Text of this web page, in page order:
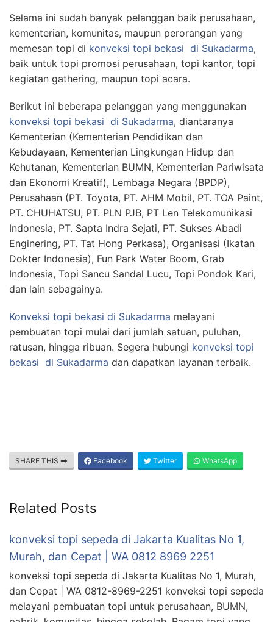
Selama ini sudah banyak pelanggan baik perusahaan,
kementerian, komunitas, maupun perorangan yang
memesan topi di konveksi topi bekasi di Sukadarma,
baik untuk topi promosi perusahaan, topi kantor, topi
kegiatan gathering, maupun topi acara.
Berikut ini beberapa pelanggan yang menggunakan
konveksi topi bekasi di Sukadarma, diantaranya
Kementerian (Kementerian Pendidikan dan
Kebudayaan, Kementerian Lingkungan Hidup dan
Kehutanan, Kementerian BUMN, Kementerian Pariwisata
dan Ekonomi Kreatif), Lembaga Negara (BPDP),
Perusahaan (PT. Toyota, PT. AHM Mobil, PT. TOA Paint,
PT. CHUHATSU, PT. PLN PJB, PT Len Telekomunikasi
Indonesia, PT. Sapta Indra Sejati, PT. Sukses Abadi
Enginering, PT. Tat Hong Perkasa), Organisasi (Ikatan
Dokter Indonesia), Fun Park Water Boom, Grab
Indonesia, Topi Sancu Sandal Lucu, Topi Pondok Kari,
dan lain sebagainya.
Konveksi topi bekasi di Sukadarma melayani
pembuatan topi mulai dari jumlah satuan, puluhan,
ratusan, hingga ribuan. Segera hubungi konveksi topi
bekasi di Sukadarma dan dapatkan layanan terbaik.
SHARE THIS Facebook Twitter WhatsApp
Related Posts
konveksi topi sepeda di Jakarta Kualitas No 1,
Murah, dan Cepat | WA 0812 8969 2251
konveksi topi sepeda di Jakarta Kualitas No 1, Murah,
dan Cepat | WA 0812-8969-2251 konveksi topi sepeda
melayani pembuatan topi untuk perusahaan, BUMN,